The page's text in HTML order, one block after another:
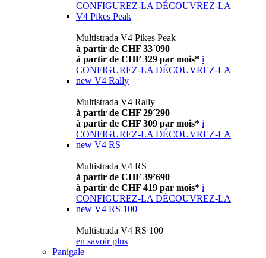
CONFIGUREZ-LA DÉCOUVREZ-LA
V4 Pikes Peak
Multistrada V4 Pikes Peak
à partir de CHF 33´090
à partir de CHF 329 par mois* i
CONFIGUREZ-LA DÉCOUVREZ-LA
new V4 Rally
Multistrada V4 Rally
à partir de CHF 29´290
à partir de CHF 309 par mois* i
CONFIGUREZ-LA DÉCOUVREZ-LA
new V4 RS
Multistrada V4 RS
à partir de CHF 39’690
à partir de CHF 419 par mois* i
CONFIGUREZ-LA DÉCOUVREZ-LA
new V4 RS 100
Multistrada V4 RS 100
en savoir plus
Panigale